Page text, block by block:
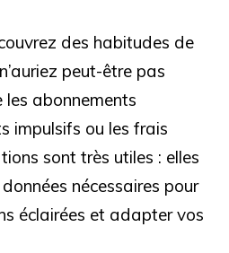
des habitudes de
peut-être pas
les abonnements
impulsifs ou les frais
sont très utiles : elles
nécessaires pour
éclairées et adapter vos